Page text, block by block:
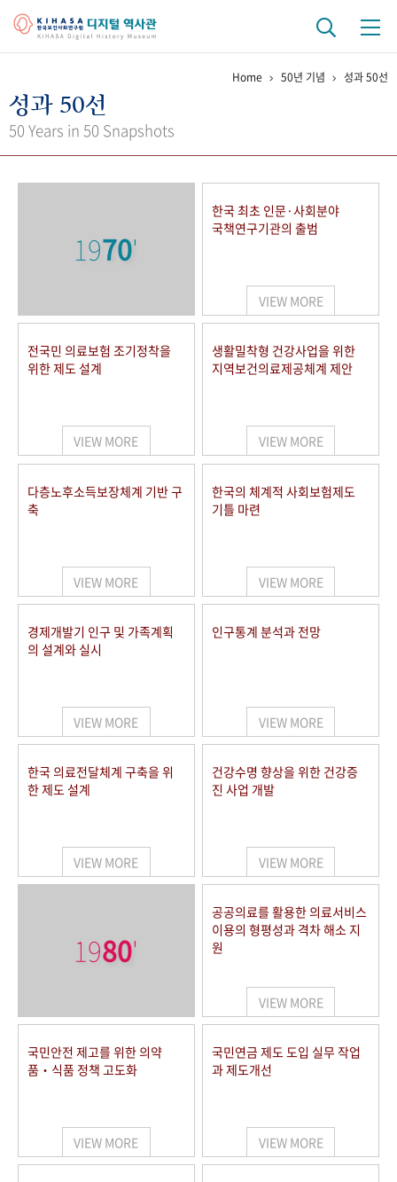
걸어온 길 기관 변천사
키워드로 보는 연구 역사
연구자들
사진 아카이브 문서 기록물 행정박물 영상 기록물
50+1 주년 기념
세계와 함께 한 KIHASA
VR 역사관
Home 50년 기념 성과 50선
성과 50선
50 Years in 50 Snapshots
1970'
한국 최초 인문·사회분야
국책연구기관의 출범
VIEW MORE
전국민 의료보험 조기정착을
위한 제도 설계
VIEW MORE
생활밀착형 건강사업을 위한
지역보건의료제공체계 제안
VIEW MORE
다층노후소득보장체계 기반 구
축
VIEW MORE
한국의 체계적 사회보험제도
기틀 마련
VIEW MORE
경제개발기 인구 및 가족계획
의 설계와 실시
VIEW MORE
인구통계 분석과 전망
VIEW MORE
한국 의료전달체계 구축을 위
한 제도 설계
VIEW MORE
건강수명 향상을 위한 건강증
진 사업 개발
VIEW MORE
1980'
공공의료를 활용한 의료서비스
이용의 형평성과 격차 해소 지
원
VIEW MORE
국민안전 제고를 위한 의약
품‧식품 정책 고도화
VIEW MORE
국민연금 제도 도입 실무 작업
과 제도개선
VIEW MORE